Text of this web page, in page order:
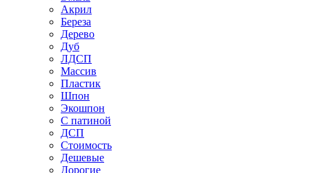
Акрил
Береза
Дерево
Дуб
ЛДСП
Массив
Пластик
Шпон
Экошпон
С патиной
ДСП
Стоимость
Дешевые
Дорогие